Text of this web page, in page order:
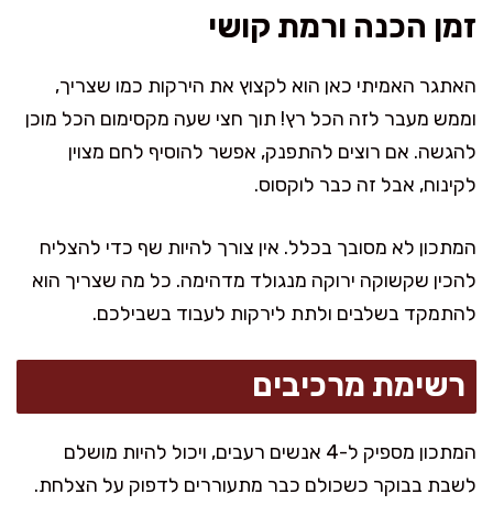
זמן הכנה ורמת קושי
האתגר האמיתי כאן הוא לקצוץ את הירקות כמו שצריך,
וממש מעבר לזה הכל רץ! תוך חצי שעה מקסימום הכל מוכן
להגשה. אם רוצים להתפנק, אפשר להוסיף לחם מצוין
לקינוח, אבל זה כבר לוקסוס.
המתכון לא מסובך בכלל. אין צורך להיות שף כדי להצליח
להכין שקשוקה ירוקה מנגולד מדהימה. כל מה שצריך הוא
להתמקד בשלבים ולתת לירקות לעבוד בשבילכם.
רשימת מרכיבים
המתכון מספיק ל-4 אנשים רעבים, ויכול להיות מושלם
לשבת בבוקר כשכולם כבר מתעוררים לדפוק על הצלחת.